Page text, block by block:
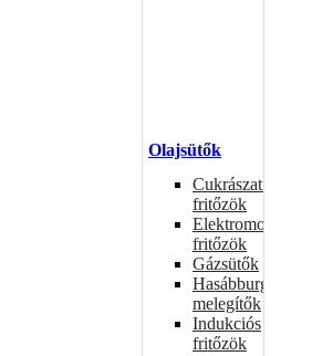
Olajsütők
Cukrászati
fritőzök
Elektromos
fritőzök
Gázsütők
Hasábburgonya
melegítők
Indukciós
fritőzök